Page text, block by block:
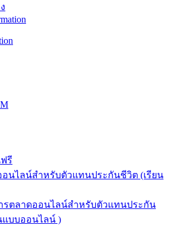
รี
อนไลน์สำหรับตัวแทนประกันชีวิต (เรียน
รตลาดออนไลน์สำหรับตัวแทนประกัน
แบบออนไลน์ )